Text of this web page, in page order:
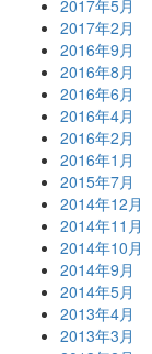
2017年5月
2017年2月
2016年9月
2016年8月
2016年6月
2016年4月
2016年2月
2016年1月
2015年7月
2014年12月
2014年11月
2014年10月
2014年9月
2014年5月
2013年4月
2013年3月